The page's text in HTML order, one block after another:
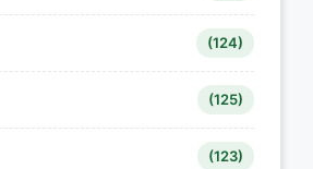
(124)
(125)
(123)